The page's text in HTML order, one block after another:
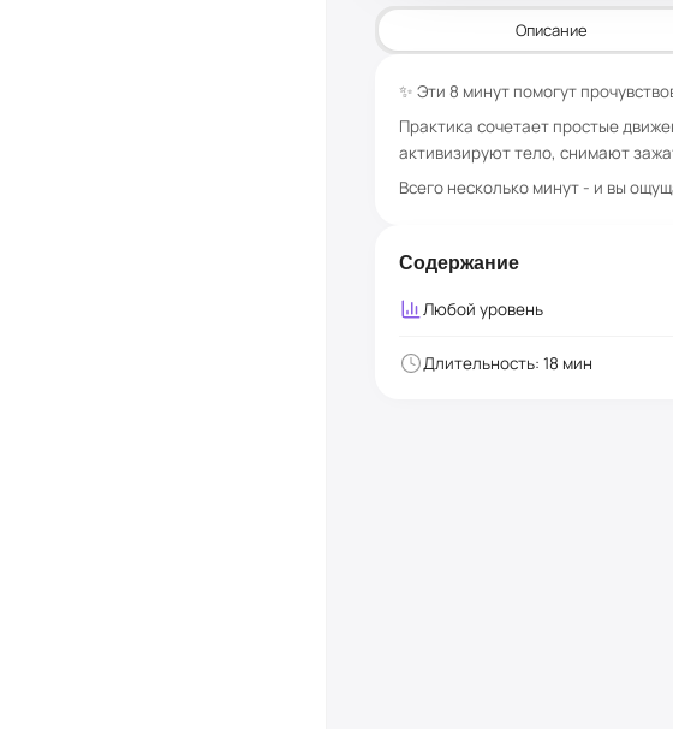
Описание
✨ Эти 8 минут помогут
Практика сочетает простые
активизируют тело, снимают
Всего несколько минут - и вы
Содержание
Любой уровень
Длительность: 18 мин